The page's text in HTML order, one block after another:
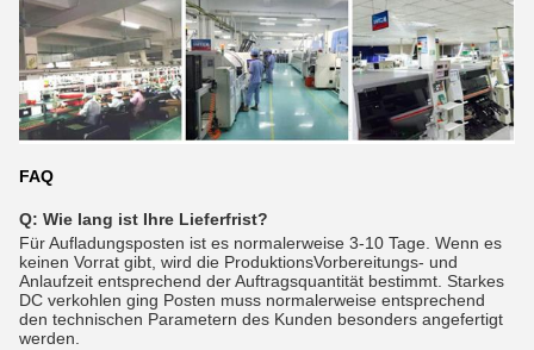
FAQ
Q: Wie lang ist Ihre Lieferfrist?
Für Aufladungsposten ist es normalerweise 3-10 Tage. Wenn es
keinen Vorrat gibt, wird die ProduktionsVorbereitungs- und
Anlaufzeit entsprechend der Auftragsquantität bestimmt. Starkes
DC verkohlen ging Posten muss normalerweise entsprechend
den technischen Parametern des Kunden besonders angefertigt
werden.